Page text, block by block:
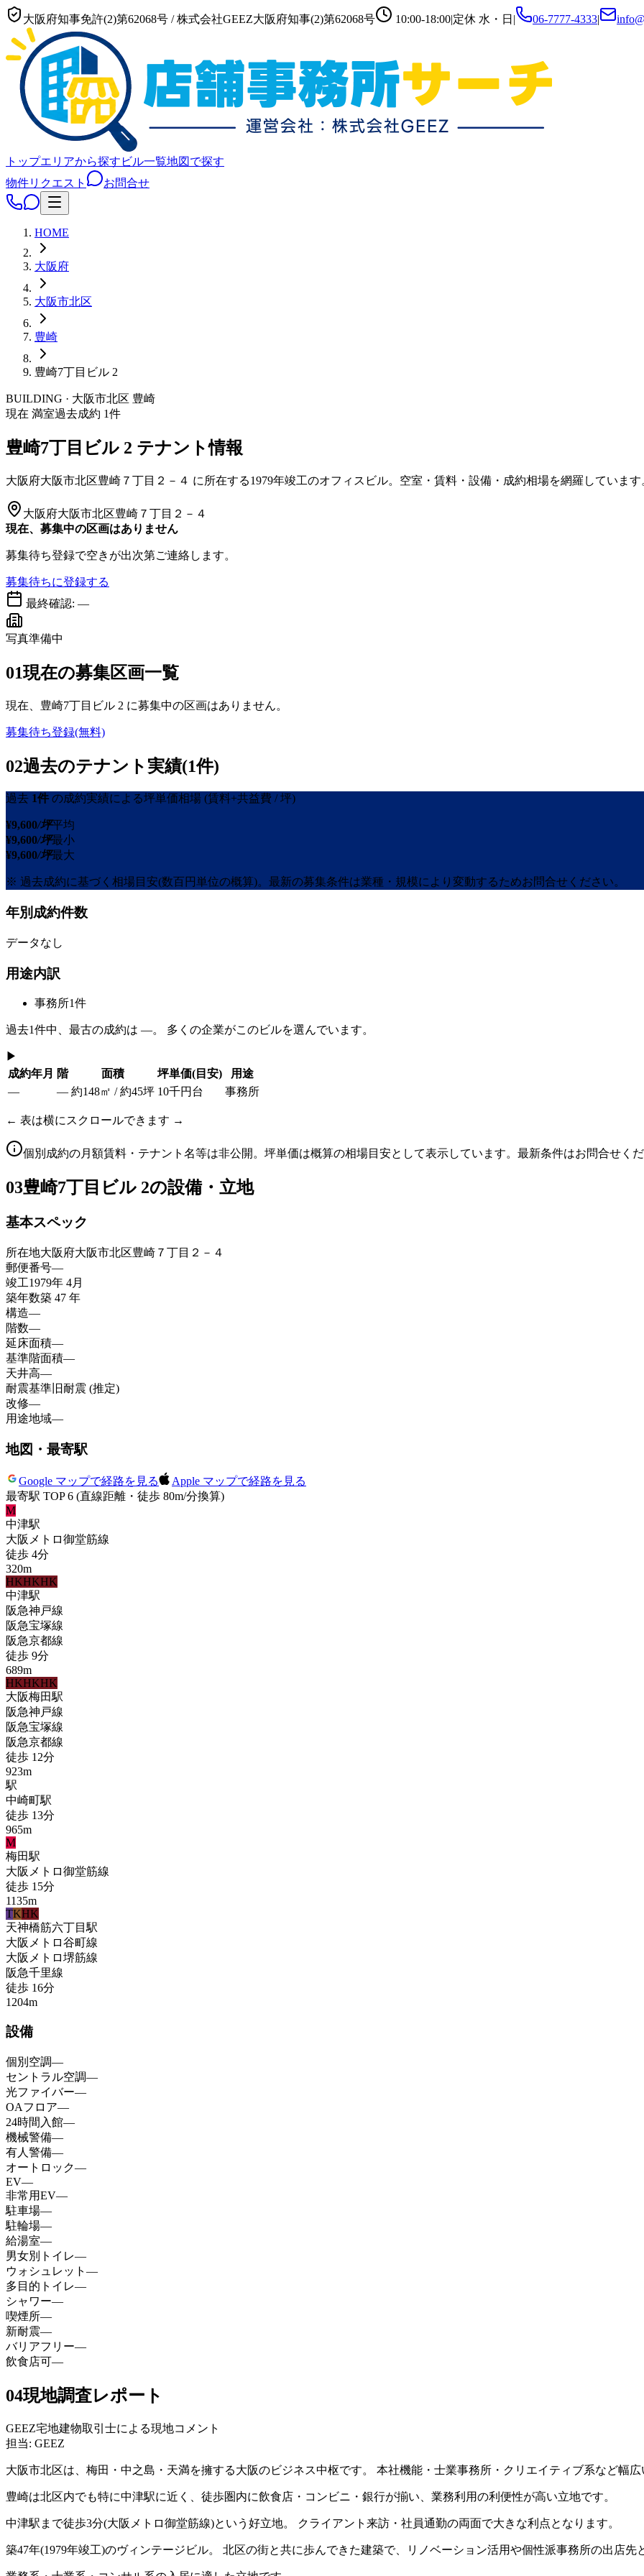
大阪府知事免許(2)第62068号 /株式会社GEEZ大阪府知事(2)第62068号 10:00-18:00|定休 水・日 | 06-7777-4333|
トップエリアから探す ビル一覧地図で探す
物件リクエスト
お問合せ
HOME
大阪府
大阪市北区
豊崎
豊崎7丁目ビル 2
BUILDING · 大阪市北区 豊崎
現在 満室過去成約 1件
豊崎7丁目ビル 2 テナント情報
大阪府大阪市北区豊崎７丁目２－４ に所在する1979年竣工のオフィスビル。空室・賃料・設備・成約相場を網羅しています
大阪府大阪市北区豊崎７丁目２－４
現在、募集中の区画はありません
募集待ち登録で空きが出次第ご連絡します。
募集待ちに登録する
最終確認: —
写真準備中
01現在の募集区画一覧
現在、 豊崎7丁目ビル 2 に募集中の区画はありません。
募集待ち登録(無料)
02過去のテナント実績(1件)
過去 1件 の成約実績による坪単価相場 (賃料+共益費 / 坪)
¥9,600/坪平均
¥9,600/坪最小
¥9,600/坪最大
※ 過去成約に基づく相場目安(数百円単位の概算)。最新の募集条件は業種・規模により変動するためお問合せください。
年別成約件数
データなし
用途内訳
事務所1件
過去1件中、最古の成約は —。 多くの企業がこのビルを選んでいます。
▶
成約年月 階 面積 坪単価(目安)
用途
—
— 約148㎡ / 約45坪 10千円台 事務所
← 表は横にスクロールできます →
個別成約の月額賃料・テナント名等は非公開。坪単価は概算の相場目安として表示しています。最新条件はお問合せく
03豊崎7丁目ビル 2の設備・立地
基本スペック
所在地大阪府大阪市北区豊崎７丁目２－４
郵便番号—
竣工1979年 4月
築年数築 47 年
構造—
階数—
延床面積—
基準階面積—
天井高—
耐震基準 旧耐震 (推定)
改修—
用途地域—
地図・最寄駅
Google マップで経路を見る
Apple マップで経路を見る
最寄駅 TOP 6 (直線距離・徒歩 80m/分換算)
M
中津駅
大阪メトロ御堂筋線
徒歩 4分
320m
HKHKHK
中津駅
阪急神戸線
阪急宝塚線
阪急京都線
徒歩 9分
689m
HKHKHK
大阪梅田駅
阪急神戸線
阪急宝塚線
阪急京都線
徒歩 12分
923m
駅
中崎町駅
徒歩 13分
965m
M
梅田駅
大阪メトロ御堂筋線
徒歩 15分
1135m
TKHK
天神橋筋六丁目 駅
大阪メトロ谷町線
大阪メトロ堺筋線
阪急千里線
徒歩 16分
1204m
設備
個別空調—
セントラル空調—
光ファイバー—
OAフロア—
24時間入館—
機械警備—
有人警備—
オートロック—
EV—
非常用EV—
駐車場—
駐輪場—
給湯室—
男女別トイレ—
ウォシュレット —
多目的トイレ—
シャワー—
喫煙所—
新耐震—
バリアフリー—
飲食店可—
04現地調査レポート
GEEZ宅地建物取引士による現地コメント
担当: GEEZ
大阪市北区は、梅田・中之島・天満を擁する大阪のビジネス中枢です。 本社機能・士業事務所・クリエイティブ系など幅
豊崎は北区内でも特に中津駅に近く、徒歩圏内に飲食店・コンビニ・銀行が揃い、業務利用の利便性が高い立地です。
中津駅まで徒歩3分(大阪メトロ御堂筋線)という好立地。 クライアント来訪・社員通勤の両面で大きな利点となります。
築47年(1979年竣工)のヴィンテージビル。 北区の街と共に歩んできた建築で、リノベーション活用や個性派事務所の出店先